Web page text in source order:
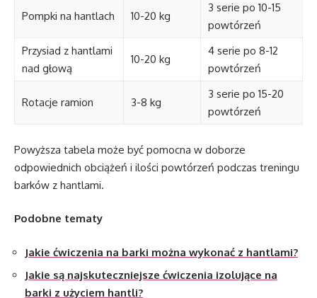
Pompki na hantlach 10-20 kg
3 serie po 10-15
powtórzeń
Przysiad z hantlami
nad głową
10-20 kg
4 serie po 8-12
powtórzeń
Rotacje ramion 3-8 kg
3 serie po 15-20
powtórzeń
Powyższa tabela może być pomocna w doborze
odpowiednich obciążeń i ilości powtórzeń podczas treningu
barków z hantlami.
Podobne tematy
Jakie ćwiczenia na barki można wykonać z hantlami?
Jakie są najskuteczniejsze ćwiczenia izolujące na
barki z użyciem hantli?